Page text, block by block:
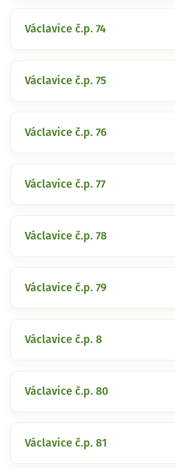
Václavice č.p. 74
Václavice č.p. 75
Václavice č.p. 76
Václavice č.p. 77
Václavice č.p. 78
Václavice č.p. 79
Václavice č.p. 8
Václavice č.p. 80
Václavice č.p. 81